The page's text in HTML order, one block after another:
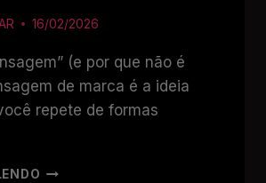
16/02/2026
(e por que não é
de marca é a ideia
repete de formas